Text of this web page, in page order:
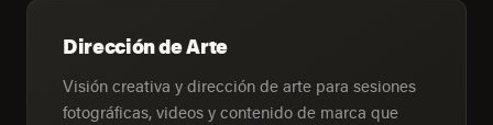
Dirección de Arte
Visión creativa y dirección de arte para sesiones
fotográficas, videos y contenido de marca que